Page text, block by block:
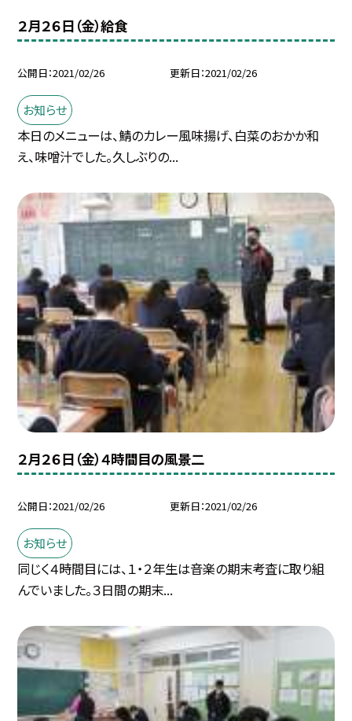
２月２６日（金）給食
公開日 2021/02/26 更新日 2021/02/26
お知らせ
本日のメニューは、鯖のカレー風味揚げ、白菜のおかか和
え、味噌汁でした。久しぶりの...
２月２６日（金）４時間目の風景二
公開日 2021/02/26 更新日 2021/02/26
お知らせ
同じく４時間目には、１・２年生は音楽の期末考査に取り組
んでいました。３日間の期末...